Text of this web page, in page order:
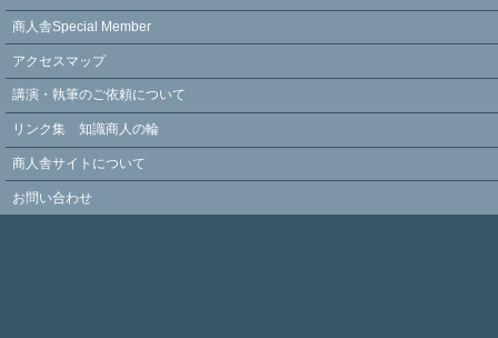
商人舎Special Member
アクセスマップ
講演・執筆のご依頼について
リンク集 知識商人の輪
商人舎サイトについて
お問い合わせ